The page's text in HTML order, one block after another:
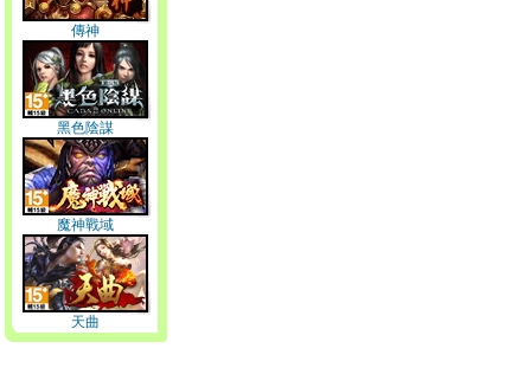
傳神
黑色陰謀
魔神戰域
天曲